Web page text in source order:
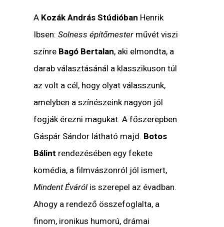
A Kozák András Stúdióban Henrik
Ibsen:Solness építőmester művét viszi
színre Bagó Bertalan, aki elmondta, a
darab választásánál a klasszikuson túl
az volt a cél, hogy olyat válasszunk,
amelyben a színészeink nagyon jól
fogják érezni magukat. A főszerepben
Gáspár Sándor látható majd. Botos
Bálint rendezésében egy fekete
komédia, a filmvászonról jól ismert,
Mindent Éváról is szerepel az évadban.
Ahogy a rendező összefoglalta, a
finom, ironikus humorú, drámai